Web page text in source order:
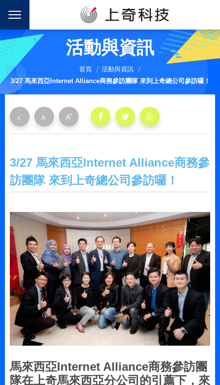
活動與資訊
首頁
活動與資訊
3/27 馬來西亞Internet Alliance商務參訪團隊 來到上奇總公司參訪囉！
3/27 馬來西亞Internet Alliance商務參
訪團隊 來到上奇總公司參訪囉！
馬來西亞Internet Alliance商務參訪團
隊在上奇馬來西亞分公司的引薦下，來